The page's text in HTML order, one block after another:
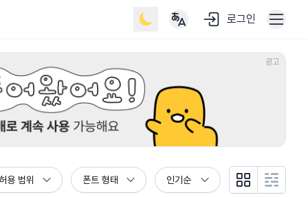
로그인
광고
용 범위 폰트 형태 인기순
그리드 뷰리스트 뷰